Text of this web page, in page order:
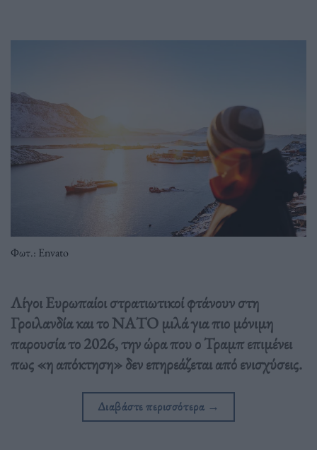
Φωτ.: Envato
Λίγοι Ευρωπαίοι στρατιωτικοί φτάνουν στη
Γροιλανδία και το ΝΑΤΟ μιλά για πιο μόνιμη
παρουσία το 2026, την ώρα που ο Τραμπ επιμένει
πως «η απόκτηση» δεν επηρεάζεται από ενισχύσεις.
Διαβάστε περισσότερα →